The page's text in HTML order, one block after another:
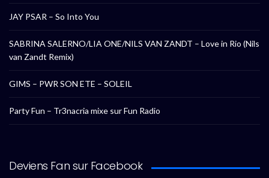
JAY PSAR – So Into You
SABRINA SALERNO/LIA ONE/NILS VAN ZANDT – Love in Rio (Nils
van Zandt Remix)
GIMS – PWR SON ETE – SOLEIL
Party Fun – Tr3nacria mixe sur Fun Radio
Deviens Fan sur Facebook